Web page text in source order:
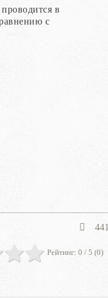
в
с
441
Рейтинг: 0 / 5 (0)